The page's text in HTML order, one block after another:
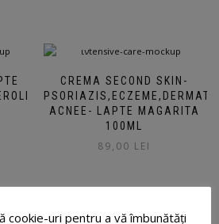
CREMA SECOND SKIN-
ACNEE- LAPTE MAGARITA
100ML
89,00 LEI
cookie-uri pentru a vă îmbunătăți